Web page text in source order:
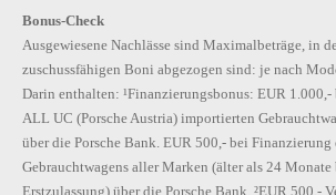
Bonus-Check
Ausgewiesene Nachlässe sind Maximalbeträge, in
zuschussfähigen Boni abgezogen sind: je nach
Darin enthalten: ¹Finanzierungsbonus: EUR
ALL UC (Porsche Austria) importierten
über die Porsche Bank. EUR 500,- bei Finanzierung
Gebrauchtwagens aller Marken (älter als 24
Erstzulassung) über die Porsche Bank. ²EUR 500,-